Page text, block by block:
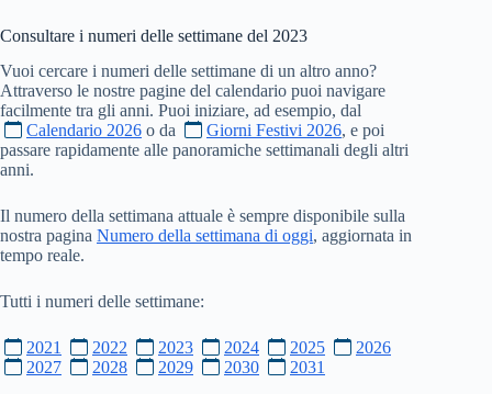
Consultare i numeri delle settimane del 2023
Vuoi cercare i numeri delle settimane di un altro anno?
Attraverso le nostre pagine del calendario puoi navigare
facilmente tra gli anni. Puoi iniziare, ad esempio, dal
Calendario 2026 o da Giorni Festivi 2026, e poi
passare rapidamente alle panoramiche settimanali degli altri
anni.
Il numero della settimana attuale è sempre disponibile sulla
nostra pagina Numero della settimana di oggi, aggiornata in
tempo reale.
Tutti i numeri delle settimane:
2021 2022 2023 2024 2025
2026
2027
2028 2029 2030 2031